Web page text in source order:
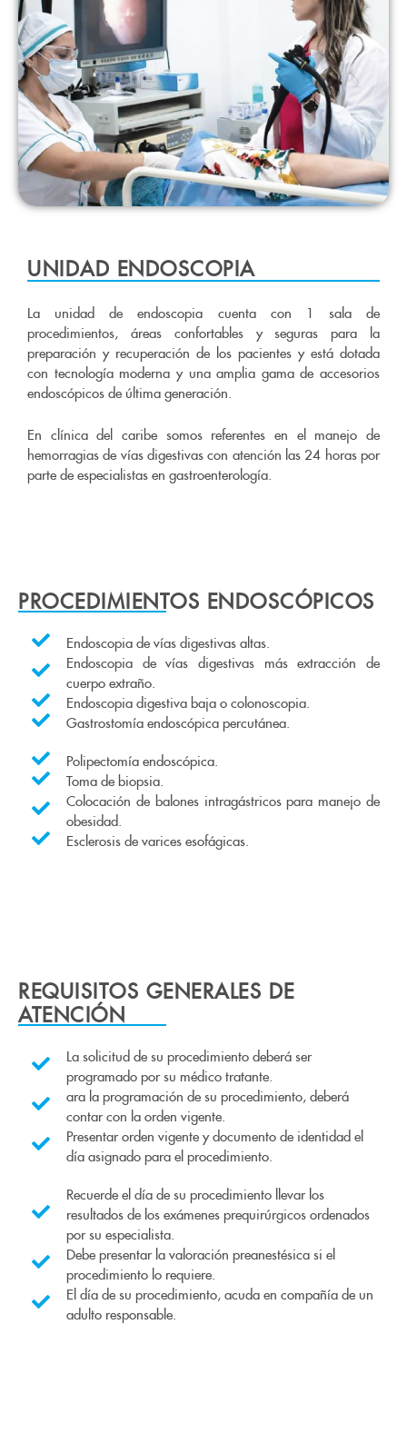
UNIDAD ENDOSCOPIA
La unidad de endoscopia cuenta con 1 sala de
procedimientos, áreas confortables y seguras para la
preparación y recuperación de los pacientes y está dotada
con tecnología moderna y una amplia gama de accesorios
endoscópicos de última generación.
En clínica del caribe somos referentes en el manejo de
hemorragias de vías digestivas con atención las 24 horas por
parte de especialistas en gastroenterología.
PROCEDIMIENTOS ENDOSCÓPICOS
Endoscopia de vías digestivas altas.
Endoscopia de vías digestivas más extracción de
cuerpo extraño.
Endoscopia digestiva baja o colonoscopia.
Gastrostomía endoscópica percutánea.
Polipectomía endoscópica.
Toma de biopsia.
Colocación de balones intragástricos para manejo de
obesidad.
Esclerosis de varices esofágicas.
REQUISITOS GENERALES DE
ATENCIÓN
La solicitud de su procedimiento deberá ser
programado por su médico tratante.
ara la programación de su procedimiento, deberá
contar con la orden vigente.
Presentar orden vigente y documento de identidad el
día asignado para el procedimiento.
Recuerde el día de su procedimiento llevar los
resultados de los exámenes prequirúrgicos ordenados
por su especialista.
Debe presentar la valoración preanestésica si el
procedimiento lo requiere.
El día de su procedimiento, acuda en compañía de un
adulto responsable.